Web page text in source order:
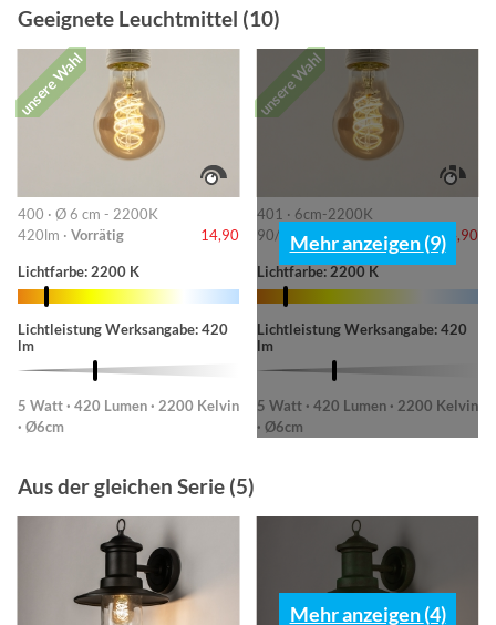
Geeignete Leuchtmittel (10)
unsere Wahl
400 · Ø 6 cm - 2200K
420lm · Vorrätig 14,90
Lichtfarbe: 2200 K
Lichtleistung Werksangabe: 420
lm
5 Watt · 420 Lumen · 2200 Kelvin
· Ø6cm
unsere Wahl
401 · 6cm-2200K
90/220/420lm ·
Vorrätig 14,90
Lichtfarbe: 2200 K
Lichtleistung Werksangabe: 420
lm
5 Watt · 420 Lumen · 2200 Kelvin
· Ø6cm
Mehr anzeigen (9)
Aus der gleichen Serie (5)
Mehr anzeigen (4)